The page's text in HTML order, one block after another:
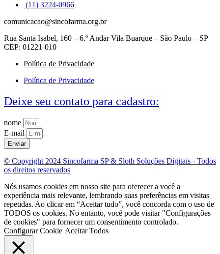
(11) 3224-0966
comunicacao@sincofarma.org.br
Rua Santa Isabel, 160 – 6.º Andar Vila Buarque – São Paulo – SP
CEP: 01221-010
Política de Privacidade
Política de Privacidade
Deixe seu contato para cadastro:
nome
E-mail
Enviar
© Copyright 2024 Sincofarma SP & Sloth Soluções Digitais - Todos
os direitos reservados
Nós usamos cookies em nosso site para oferecer a você a
experiência mais relevante, lembrando suas preferências em visitas
repetidas. Ao clicar em “Aceitar tudo”, você concorda com o uso de
TODOS os cookies. No entanto, você pode visitar "Configurações
de cookies" para fornecer um consentimento controlado.
Configurar Cookie Aceitar Todos